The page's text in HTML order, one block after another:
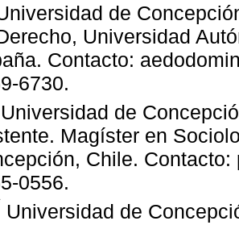
de
Universidad
Contacto:
6730.
Universidad de
Magíster en
Chile.
0556.
Universidad de